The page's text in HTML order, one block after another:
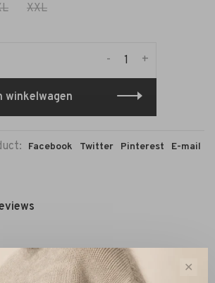
XXL
+
-
winkelwagen
Facebook Twitter Pinterest E-mail
Cargo Pants in mid blue is
✕